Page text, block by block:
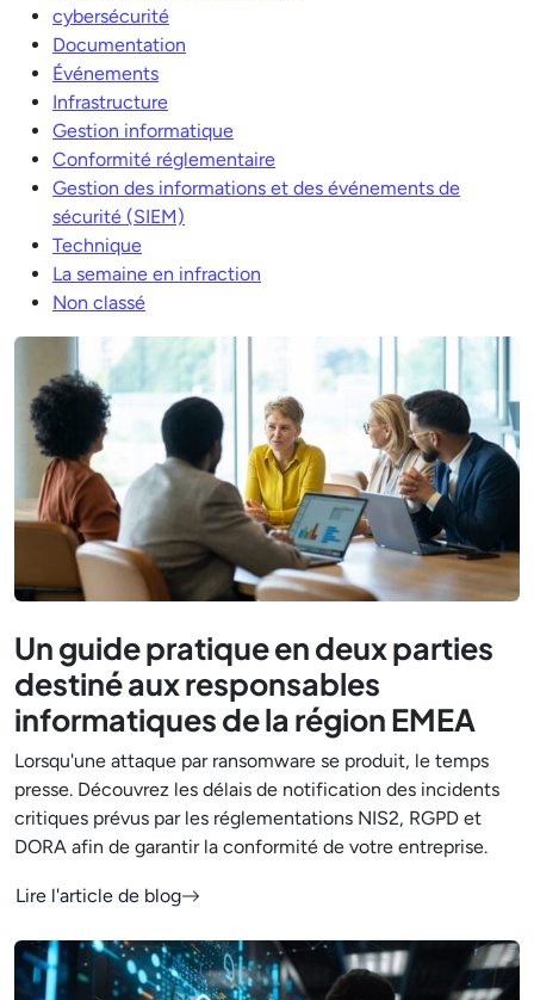
cybersécurité
Documentation
Événements
Infrastructure
Gestion informatique
Conformité réglementaire
Gestion des informations et des événements de
sécurité (SIEM)
Technique
La semaine en infraction
Non classé
Un guide pratique en deux parties
destiné aux responsables
informatiques de la région EMEA
Lorsqu'une attaque par ransomware se produit, le temps
presse. Découvrez les délais de notification des incidents
critiques prévus par les réglementations NIS2, RGPD et
DORA afin de garantir la conformité de votre entreprise.
Lire l'article de blog